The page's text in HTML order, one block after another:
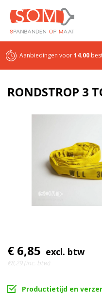
Aanbiedingen voor14.00
RONDSTROP 3
€ 6,85 excl. btw
€8,29 (inc. btw)
Productietijd en